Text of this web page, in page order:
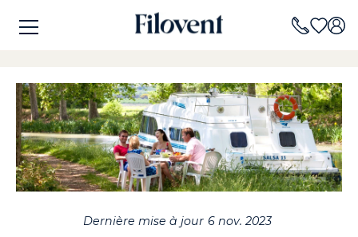
Dernière mise à jour 6 nov. 2023